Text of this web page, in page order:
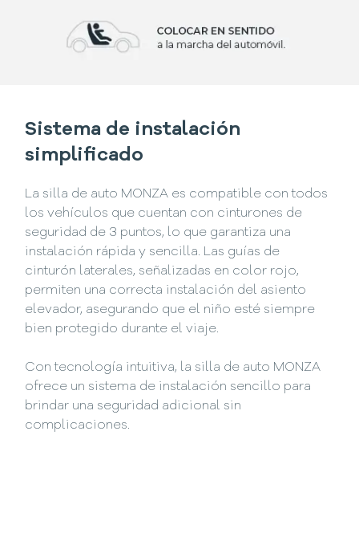
Sistema de instalación
simplificado
La silla de auto MONZA es compatible con todos
los vehículos que cuentan con cinturones de
seguridad de 3 puntos, lo que garantiza una
instalación rápida y sencilla. Las guías de
cinturón laterales, señalizadas en color rojo,
permiten una correcta instalación del asiento
elevador, asegurando que el niño esté siempre
bien protegido durante el viaje.
Con tecnología intuitiva, la silla de auto MONZA
ofrece un sistema de instalación sencillo para
brindar una seguridad adicional sin
complicaciones.